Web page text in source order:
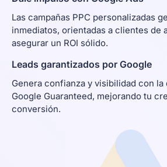
Las campañas PPC personalizadas
inmediatos, orientadas a clientes de
asegurar un ROI sólido.
Leads garantizados por Google
Genera confianza y visibilidad con
Google Guaranteed, mejorando tu
conversión.